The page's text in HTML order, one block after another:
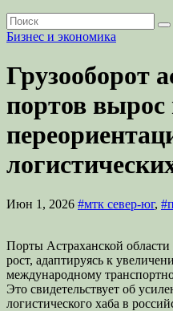
Бизнес и экономика
Грузооборот
портов вырос
Июн 1, 2026 #мтк север-юг,
Порты Астраханской
рост, адаптируясь к
международному
Это свидетельствует об
логистического хаба в